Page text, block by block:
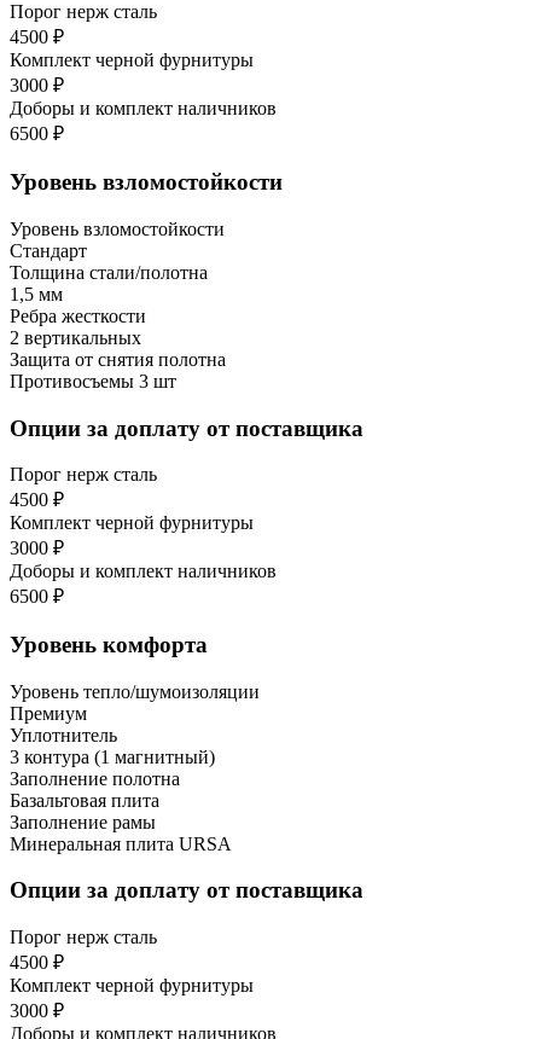
Порог нерж сталь
4500 ₽
Комплект черной фурнитуры
3000 ₽
Доборы и комплект наличников
6500 ₽
Уровень взломостойкости
Уровень взломостойкости
Стандарт
Толщина стали/полотна
1,5 мм
Ребра жесткости
2 вертикальных
Защита от снятия полотна
Противосъемы 3 шт
Опции за доплату от поставщика
Порог нерж сталь
4500 ₽
Комплект черной фурнитуры
3000 ₽
Доборы и комплект наличников
6500 ₽
Уровень комфорта
Уровень тепло/шумоизоляции
Премиум
Уплотнитель
3 контура (1 магнитный)
Заполнение полотна
Базальтовая плита
Заполнение рамы
Минеральная плита URSA
Опции за доплату от поставщика
Порог нерж сталь
4500 ₽
Комплект черной фурнитуры
3000 ₽
Доборы и комплект наличников